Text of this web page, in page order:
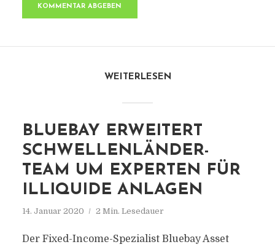
WEITERLESEN
BLUEBAY ERWEITERT
SCHWELLENLÄNDER-
TEAM UM EXPERTEN FÜR
ILLIQUIDE ANLAGEN
14. Januar 2020 2 Min. Lesedauer
Der Fixed-Income-Spezialist Bluebay Asset